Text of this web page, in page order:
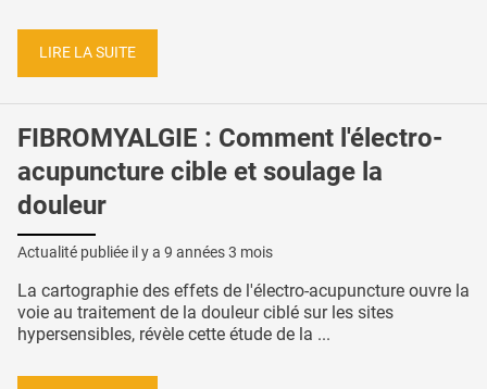
LIRE LA SUITE
FIBROMYALGIE : Comment l'électro-
acupuncture cible et soulage la
douleur
Actualité publiée il y a 9 années 3 mois
La cartographie des effets de l'électro-acupuncture ouvre la
voie au traitement de la douleur ciblé sur les sites
hypersensibles, révèle cette étude de la ...